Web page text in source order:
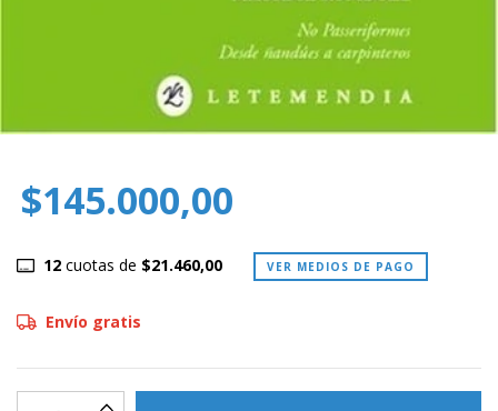
$145.000,00
12cuotas de $21.460,00 VER MEDIOS DE PAGO
Envío gratis